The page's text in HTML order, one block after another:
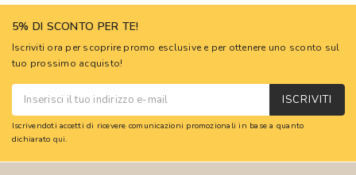
5% DI SCONTO PER TE!
Iscriviti ora per scoprire promo esclusive e per ottenere uno sconto sul
tuo prossimo acquisto!
ISCRIVITI
Iscrivendoti accetti di ricevere comunicazioni promozionali in base a quanto
dichiarato qui.